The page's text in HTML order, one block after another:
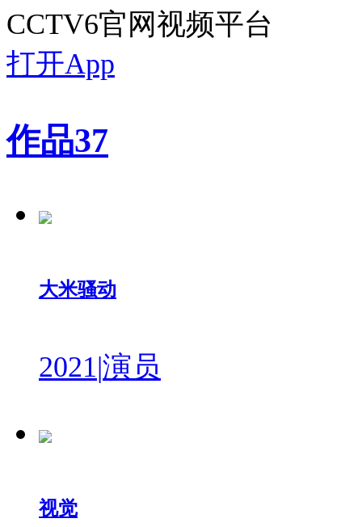
CCTV6官网视频平台
打开App
作品37
大米骚动
2021|演员
视觉